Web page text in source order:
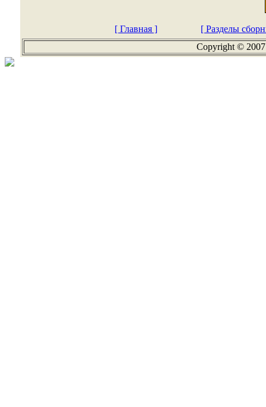
[ Главная ]
[ Разделы
Copyright ©